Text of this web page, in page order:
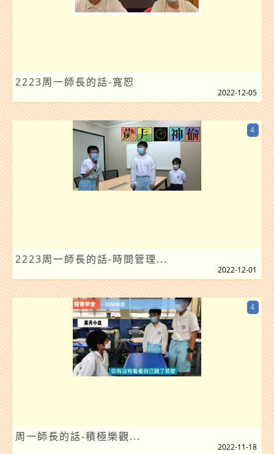
2223周一師長的話-寬恕
2022-12-05
2223周一師長的話-時間管理...
4
2022-12-01
周一師長的話-積極樂觀...
4
2022-11-18